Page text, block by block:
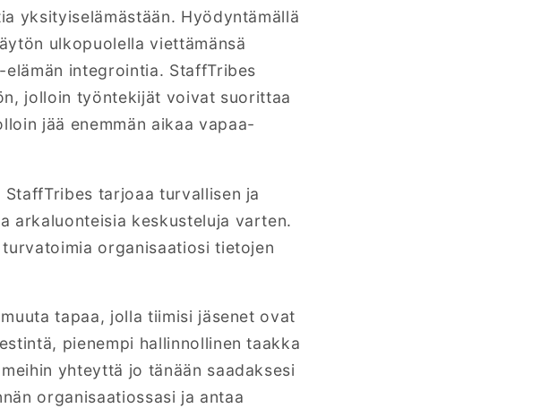
yksityiselämästään. Hyödyntämällä
ulkopuolella viettämänsä
integrointia. StaffTribes
jolloin työntekijät voivat suorittaa
jää enemmän aikaa vapaa-
tarjoaa turvallisen ja
arkaluonteisia keskusteluja varten.
organisaatiosi tietojen
tapaa, jolla tiimisi jäsenet ovat
pienempi hallinnollinen taakka
yhteyttä jo tänään saadaksesi
organisaatiossasi ja antaa